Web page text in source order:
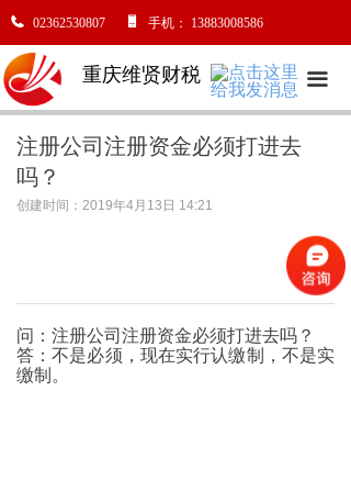
02362530807 手机： 13883008586
重庆维贤财税 끀
注册公司注册资金必须打进去
吗？
创建时间： 2019年4月13日 14:21
问： 注册公司注册资金必须打进去吗 ？
答：不是必须，现在实行认缴制，不是实
缴制。